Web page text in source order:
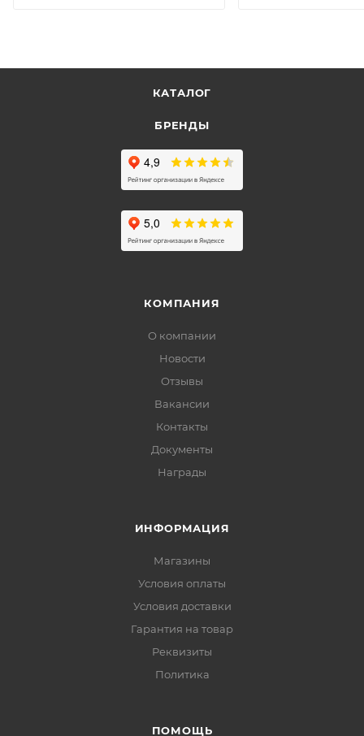
КАТАЛОГ
БРЕНДЫ
КОМПАНИЯ
О компании
Новости
Отзывы
Вакансии
Контакты
Документы
Награды
ИНФОРМАЦИЯ
Магазины
Условия оплаты
Условия доставки
Гарантия на товар
Реквизиты
Политика
ПОМОЩЬ